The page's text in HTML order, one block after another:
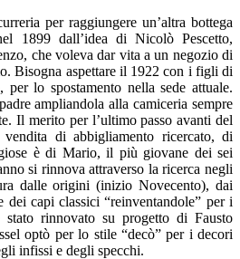
per raggiungere un’altra bottega
1899 dall’idea di Nicolò Pescetto,
che voleva dar vita a un negozio di
Bisogna aspettare il 1922 con i figli di
lo spostamento nella sede attuale.
ampliandola alla camiceria sempre
Il merito per l’ultimo passo avanti del
di abbigliamento ricercato, di
è di Mario, il più giovane dei sei
si rinnova attraverso la ricerca negli
dalle origini (inizio Novecento), dai
capi classici “reinventandole” per i
rinnovato su progetto di Fausto
optò per lo stile “decò” per i decori
infissi e degli specchi.